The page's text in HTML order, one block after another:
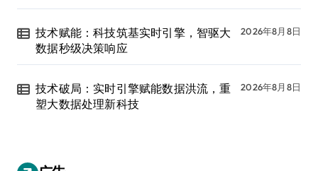
技术赋能：科技筑基实时引擎，智驱大
数据秒级决策响应
2026年8月8日
技术破局：实时引擎赋能数据洪流，重
塑大数据处理新科技
2026年8月8日